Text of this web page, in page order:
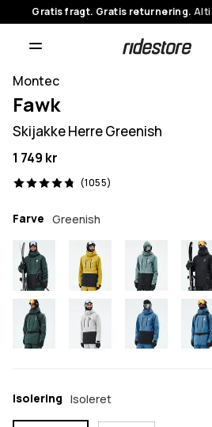
Gratis fragt. Gratis returnering.
Montec
Fawk
Skijakke Herre Greenish
1 749 kr
(1055)
1055 anmeldelser, 4.8/5
Farve Greenish
Isolering Isoleret